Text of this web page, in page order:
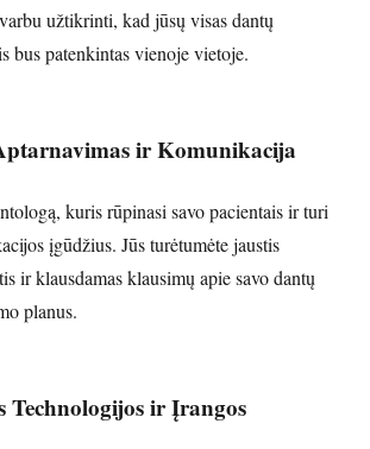
užtikrinti, kad jūsų visas dantų
bus patenkintas vienoje vietoje.
ir Komunikacija
kuris rūpinasi savo pacientais ir turi
įgūdžius. Jūs turėtumėte jaustis
ir klausdamas klausimų apie savo dantų
planus.
Technologijos ir Įrangos